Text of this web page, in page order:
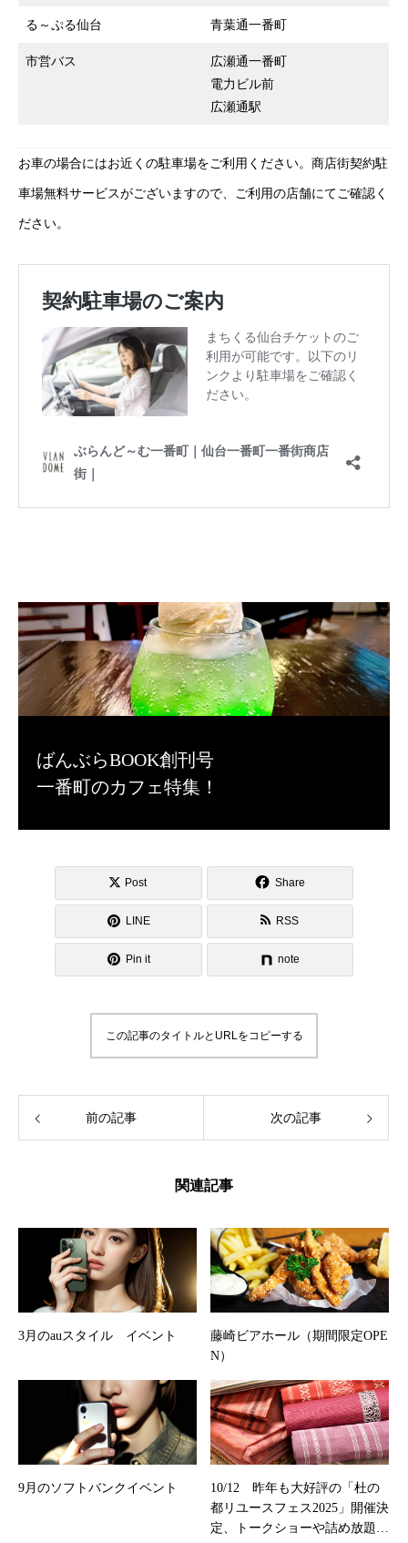
る～ぷる仙台 青葉通一番町
市営バス
広瀬通一番町
電力ビル前
広瀬通駅
お車の場合にはお近くの駐車場をご利用ください。商店街契約駐
車場無料サービスがございますので、ご利用の店舗にてご確認く
ださい。
ばんぶらBOOK創刊号
一番町のカフェ特集！
Post Share
LINE RSS
Pin it note
この記事のタイトルとURLをコピーする
前の記事 次の記事
関連記事
3月のauスタイル イベント
藤崎ビアホール（期間限定OPE
N）
9月のソフトバンクイベント
10/12 昨年も大好評の「杜の
都リユースフェス2025」開催決
定、トークショーや詰め放題